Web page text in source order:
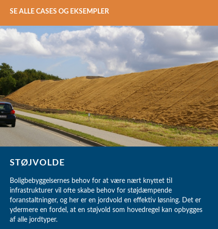
SE ALLE CASES OG EKSEMPLER
STØJVOLDE
Boligbebyggelsernes behov for at være nært knyttet til
infrastrukturer vil ofte skabe behov for støjdæmpende
foranstaltninger, og her er en jordvold en effektiv løsning. Det er
ydermere en fordel, at en støjvold som hovedregel kan opbygges
af alle jordtyper.